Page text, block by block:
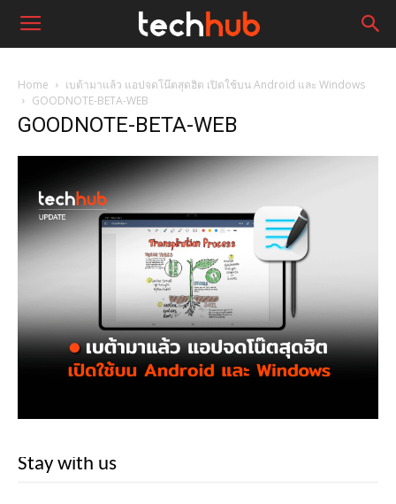
Home
เบต้ามาแล้ว แอปจดโน๊ตสุดฮิต เปิดใช้บน Android และ Windows
GOODNOTE-BETA-WEB
GOODNOTE-BETA-WEB
Stay with us